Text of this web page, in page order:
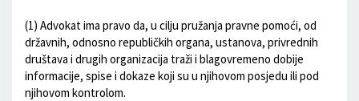
(1) Advokat ima pravo da, u cilju pružanja pravne pomoći, od
državnih, odnosno republičkih organa, ustanova, privrednih
društava i drugih organizacija traži i blagovremeno dobije
informacije, spise i dokaze koji su u njihovom posjedu ili pod
njihovom kontrolom.